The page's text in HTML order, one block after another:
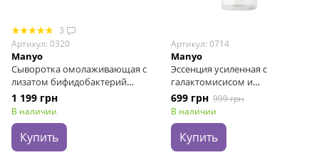
3
Артикул: 0320
Manyo
Сыворотка омолаживающая с
лизатом бифидобактерий
Manyo Bifida Biome Complex
Ampoule, 50 мл
1 199 грн
В наличии
Купить
Артикул: 0714
Manyo
Эссенция усиленная с
галактомисисом и
ниацинамидом Manyo Galac
Niacin 2.0 Essence, 50 мл
699 грн 999 грн
В наличии
Купить